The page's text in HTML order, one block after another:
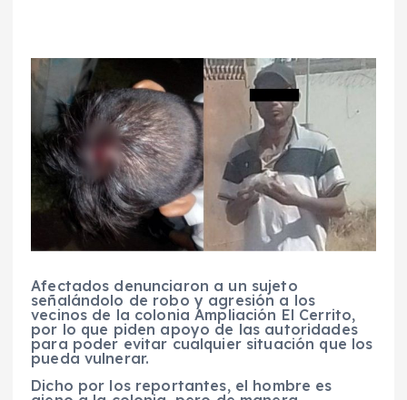
Afectados denunciaron a un sujeto
señalándolo de robo y agresión a los
vecinos de la colonia Ampliación El Cerrito,
por lo que piden apoyo de las autoridades
para poder evitar cualquier situación que los
pueda vulnerar.
Dicho por los reportantes, el hombre es